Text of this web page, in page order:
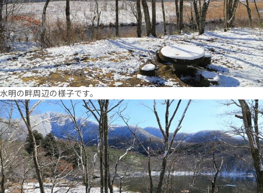
水明の畔周辺の様子です。